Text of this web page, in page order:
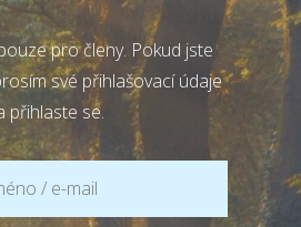
pro členy. Pokud jste
své přihlašovací údaje
přihlaste se.